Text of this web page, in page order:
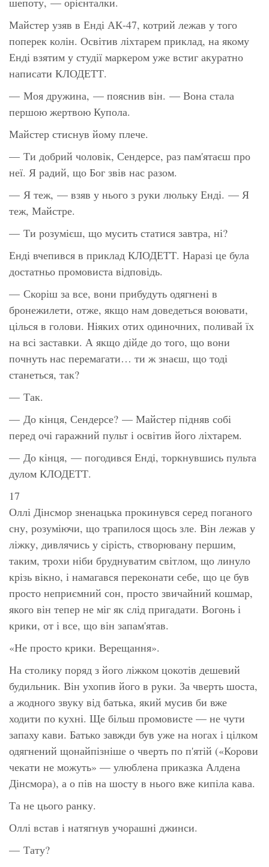
Майстер узяв в Енді АК-47, котрий лежав у того
поперек колін. Освітив ліхтарем приклад, на якому
Енді взятим у студії маркером уже встиг акуратно
написати КЛОДЕТТ.
— Моя дружина, — пояснив він. — Вона стала
першою жертвою Купола.
Майстер стиснув йому плече.
— Ти добрий чоловік, Сендерсе, раз пам'ятаєш про
неї. Я радий, що Бог звів нас разом.
— Я теж, — взяв у нього з руки люльку Енді. — Я
теж, Майстре.
— Ти розумієш, що мусить статися завтра, ні?
Енді вчепився в приклад КЛОДЕТТ. Наразі це була
достатньо промовиста відповідь.
— Скоріш за все, вони прибудуть одягнені в
бронежилети, отже, якщо нам доведеться воювати,
цілься в голови. Ніяких отих одиночних, поливай їх
на всі заставки. А якщо дійде до того, що вони
почнуть нас перемагати… ти ж знаєш, що тоді
станеться, так?
— Так.
— До кінця, Сендерсе? — Майстер підняв собі
перед очі гаражний пульт і освітив його ліхтарем.
— До кінця, — погодився Енді, торкнувшись пульта
дулом КЛОДЕТТ.
17
Оллі Дінсмор зненацька прокинувся серед поганого
сну, розуміючи, що трапилося щось зле. Він лежав у
ліжку, дивлячись у сірість, створювану першим,
таким, трохи ніби бруднуватим світлом, що линуло
крізь вікно, і намагався переконати себе, що це був
просто неприємний сон, просто звичайний кошмар,
якого він тепер не міг як слід пригадати. Вогонь і
крики, от і все, що він запам'ятав.
«Не просто крики. Верещання».
На столику поряд з його ліжком цокотів дешевий
будильник. Він ухопив його в руки. За чверть шоста,
а жодного звуку від батька, який мусив би вже
ходити по кухні. Ще більш промовисте — не чути
запаху кави. Батько завжди був уже на ногах і цілком
одягнений щонайпізніше о чверть по п'ятій («Корови
чекати не можуть» — улюблена приказка Алдена
Дінсмора), а о пів на шосту в нього вже кипіла кава.
Та не цього ранку.
Оллі встав і натягнув учорашні джинси.
— Тату?